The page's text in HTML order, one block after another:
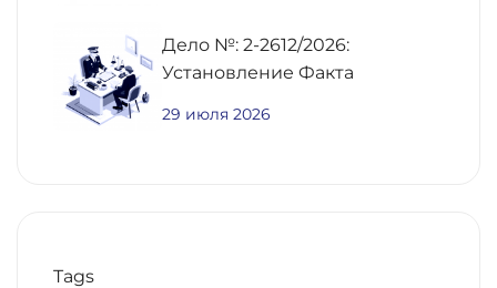
Недвижимости
Дело №: 2-2612/2026:
Установление Факта
29 июля 2026
Tags